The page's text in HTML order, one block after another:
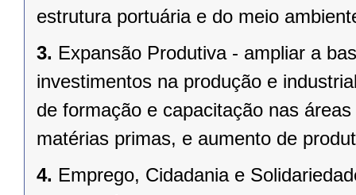
estrutura portuária e do meio
3. Expansão Produtiva - ampliar a
investimentos na produção e
de formação e capacitação nas
matérias primas, e aumento de
4. Emprego, Cidadania e